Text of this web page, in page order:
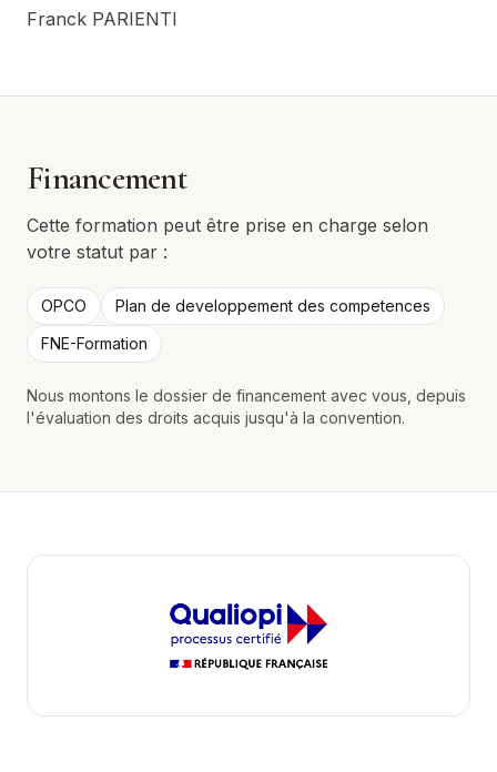
Franck PARIENTI
Financement
Cette formation peut être prise en charge selon
votre statut par :
OPCO
Plan de developpement des competences
FNE-Formation
Nous montons le dossier de financement avec vous, depuis
l'évaluation des droits acquis jusqu'à la convention.